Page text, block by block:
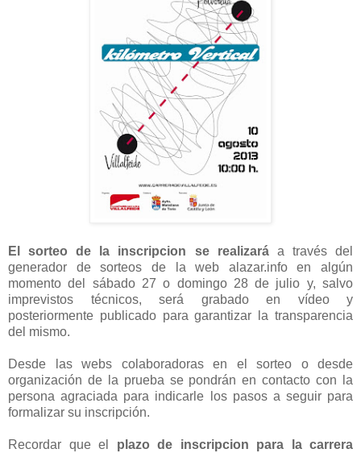
El sorteo de la inscripcion se realizaráa través del
generador de sorteos de la web alazar.info en algún
momento del sábado 27 o domingo 28 de julio y, salvo
imprevistos técnicos, será grabado en vídeo y
posteriormente publicado para garantizar la transparencia
del mismo.
Desde las webs colaboradoras en el sorteo o desde
organización de la prueba se pondrán en contacto con la
persona agraciada para indicarle los pasos a seguir para
formalizar su inscripción.
Recordar que el plazo de inscripcion para la carrera